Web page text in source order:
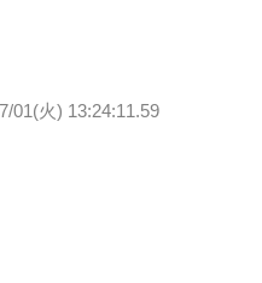
01(火) 13:24:11.59